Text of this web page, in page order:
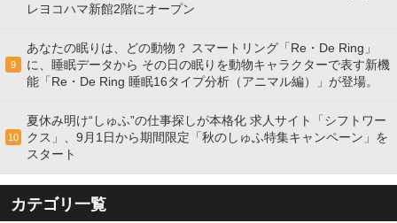
レヨコハマ新館2階にオープン
9
あなたの眠りは、どの動物？ スマートリング「Re・De Ring」
に、睡眠データから その日の眠りを動物キャラクターで表す新機
能「Re・De Ring 睡眠16タイプ分析（アニマル編）」が登場。
10
夏休み明け“しゅふ”の仕事探しが本格化 求人サイト「シフトワー
クス」、9月1日から期間限定「秋のしゅふ特集キャンペーン」を
スタート
カテゴリ一覧